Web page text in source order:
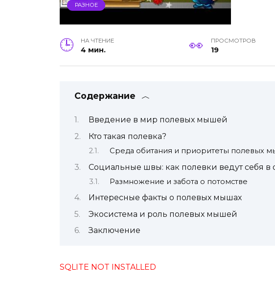
РАЗНОЕ
НА ЧТЕНИЕ
4 мин.
ПРОСМОТРОВ
19
Содержание
Введение в мир полевых мышей
Кто такая полевка?
Среда обитания и приоритеты полевых
Социальные швы: как полевки ведут себя
Размножение и забота о потомстве
Интересные факты о полевых мышах
Экосистема и роль полевых мышей
Заключение
SQLITE NOT INSTALLED